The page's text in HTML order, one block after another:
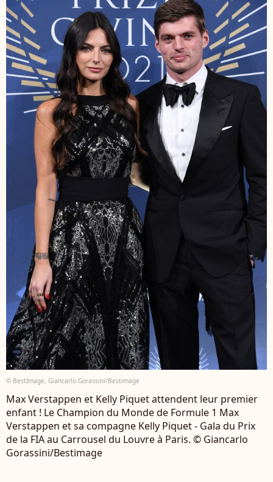
© BestImage, Giancarlo Gorassini/Bestimage
Max Verstappen et Kelly Piquet attendent leur premier
enfant ! Le Champion du Monde de Formule 1 Max
Verstappen et sa compagne Kelly Piquet - Gala du Prix
de la FIA au Carrousel du Louvre à Paris. © Giancarlo
Gorassini/Bestimage